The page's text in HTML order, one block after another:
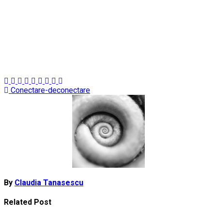
Post
Conectare-deconectare
By Claudia Tanasescu
Related Post